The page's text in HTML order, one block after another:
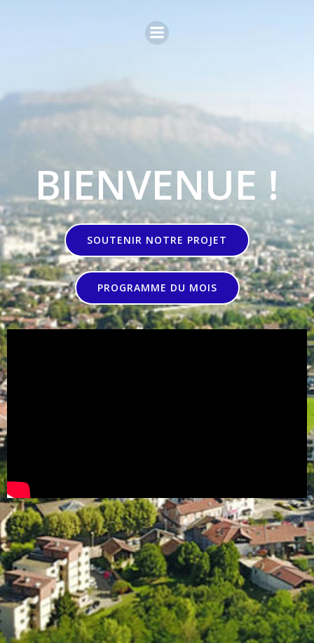
au
contenu
BIENVENUE !
SOUTENIR NOTRE PROJET
PROGRAMME DU MOIS